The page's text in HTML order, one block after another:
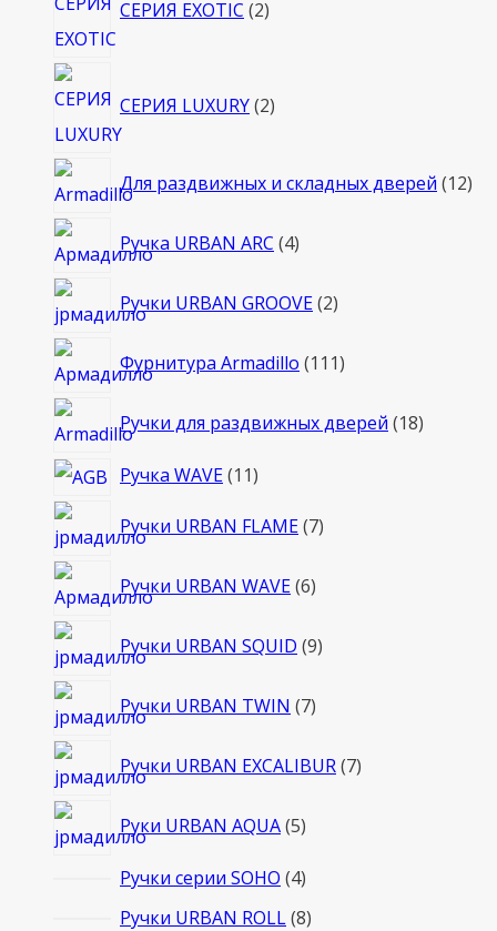
СЕРИЯ EXOTIC 2товара
СЕРИЯ LUXURY 2товара
Для раздвижных и складных дверей 1212
Ручка URBAN ARC 44
Ручки URBAN GROOVE 22
Фурнитура Armadillo 111111
Ручки для раздвижных дверей 1818
Ручка WAVE 1111
Ручки URBAN FLAME 77
Ручки URBAN WAVE 66
Ручки URBAN SQUID 99
Ручки URBAN TWIN 77
Ручки URBAN EXCALIBUR 77
Руки URBAN AQUA 55
Ручки серии SOHO 44
товара
Ручки URBAN ROLL 88